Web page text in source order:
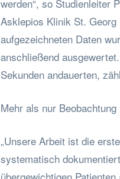
werden“, so Studienleiter
Asklepios Klinik St.
aufgezeichneten Daten
anschließend
Sekunden andauerten,
Mehr als nur Beobachtung
„Unsere Arbeit ist die
systematisch